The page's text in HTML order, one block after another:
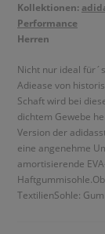
Kollektionen:
Performance
Herren
Nicht nur ideal
Adiease von
Schaft wird bei
dichtem Gewebe
Version der
eine angenehme
amortisierende
TextilienSohle: